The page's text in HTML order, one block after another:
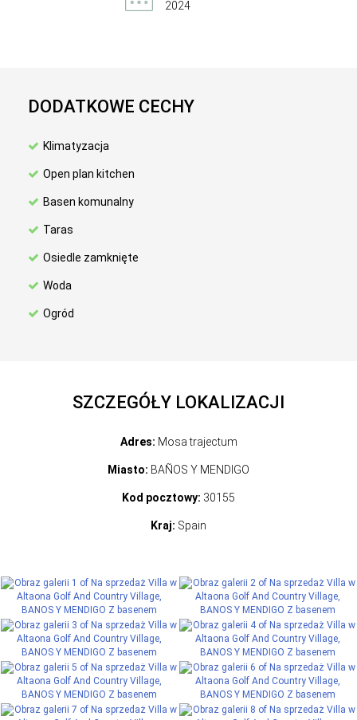
2024
DODATKOWE CECHY
Klimatyzacja
Open plan kitchen
Basen komunalny
Taras
Osiedle zamknięte
Woda
Ogród
SZCZEGÓŁY LOKALIZACJI
Adres: Mosa trajectum
Miasto: BAÑOS Y MENDIGO
Kod pocztowy: 30155
Kraj: Spain